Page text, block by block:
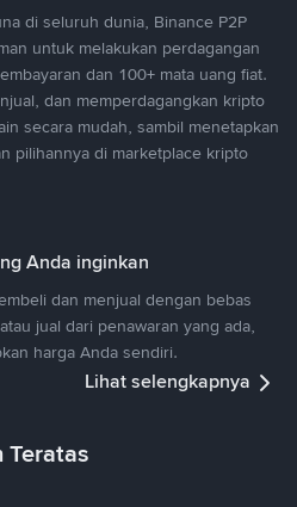
di seluruh dunia, Binance P2P
untuk melakukan perdagangan
dan 100+ mata uang fiat.
dan memperdagangkan kripto
secara mudah, sambil menetapkan
pilihannya di marketplace kripto
Anda inginkan
dan menjual dengan bebas
jual dari penawaran yang ada,
harga Anda sendiri.
Lihat selengkapnya
Teratas